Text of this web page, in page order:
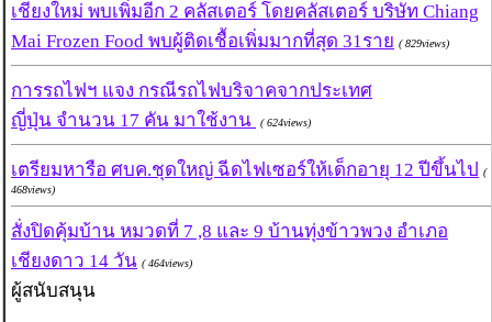
เชียงใหม่ พบเพิ่มอีก 2 คลัสเตอร์ โดยคลัสเตอร์ บริษัท Chiang
Mai Frozen Food พบผู้ติดเชื้อเพิ่มมากที่สุด 31ราย ( 829views)
การรถไฟฯ แจง กรณีรถไฟบริจาคจากประเทศ
ญี่ปุ่น จำนวน 17 คัน มาใช้งาน
( 624views)
เตรียมหารือ ศบค.ชุดใหญ่ ฉีดไฟเซอร์ให้เด็กอายุ 12 ปีขึ้นไป (
468views)
สั่งปิดคุ้มบ้าน หมวดที่ 7 ,8 และ 9 บ้านทุ่งข้าวพวง อำเภอ
เชียงดาว 14 วัน ( 464views)
ผู้สนับสนุน